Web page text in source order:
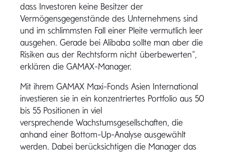
dass Investoren keine Besitzer der
Vermögensgegenstände des Unternehmens sind
und im schlimmsten Fall einer Pleite vermutlich leer
ausgehen. Gerade bei Alibaba sollte man aber die
Risiken aus der Rechtsform nicht überbewerten“,
erklären die GAMAX-Manager.
Mit ihrem GAMAX Maxi-Fonds Asien International
investieren sie in ein konzentriertes Portfolio aus 50
bis 55 Positionen in viel
versprechende Wachstumsgesellschaften, die
anhand einer Bottom-Up-Analyse ausgewählt
werden. Dabei berücksichtigen die Manager das